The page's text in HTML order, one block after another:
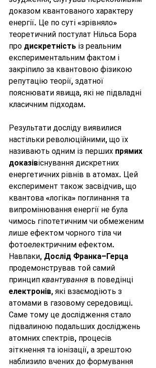
доказом квантованого характеру
енергії. Це по суті «зрівняло»
теоретичний постулат Нільса Бора
про дискретність із реальним
експериментальним фактом і
закріпило за квантовою фізикою
репутацію теорії, здатної
пояснювати явища, які не підвладні
класичним підходам.
Результати досліду виявилися
настільки революційними, що їх
називають одним із перших прямих
доказівіснування дискретних
енергетичних рівнів в атомах. Цей
експеримент також засвідчив, що
квантова «логіка» поглинання та
випромінювання енергії не була
чимось гіпотетичним чи обмеженим
лише ефектом чорного тіла чи
фотоелектричним ефектом.
Навпаки, Дослід Франка–Герца
продемонстрував той самий
принцип квантування в поведінці
електронів, які взаємодіють з
атомами в газовому середовищі.
Саме тому це дослідження стало
підвалиною подальших досліджень
атомних спектрів, процесів
зіткнення та іонізації, а зрештою
наблизило вчених до формування